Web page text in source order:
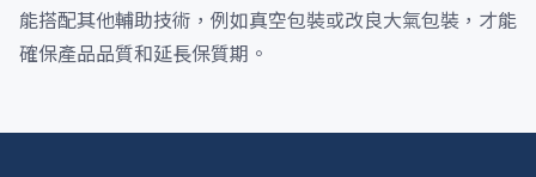
能搭配其他輔助技術，例如真空包裝或改良大氣包裝，才能
確保產品品質和延長保質期。